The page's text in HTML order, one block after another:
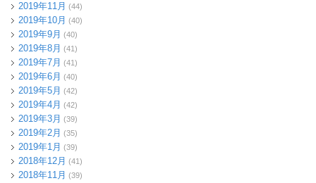
2019年11月 (44)
2019年10月 (40)
2019年9月 (40)
2019年8月 (41)
2019年7月 (41)
2019年6月 (40)
2019年5月 (42)
2019年4月 (42)
2019年3月 (39)
2019年2月 (35)
2019年1月 (39)
2018年12月 (41)
2018年11月 (39)